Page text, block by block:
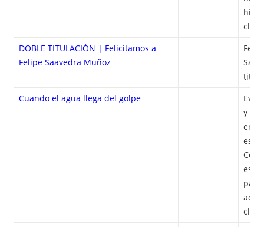
DOBLE TITULACIÓN | Felicitamos a
Felipe Saavedra Muñoz
Cuando el agua llega del golpe
y
para